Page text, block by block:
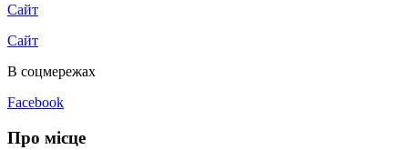
Сайт
Сайт
В соцмережах
Facebook
Про місце